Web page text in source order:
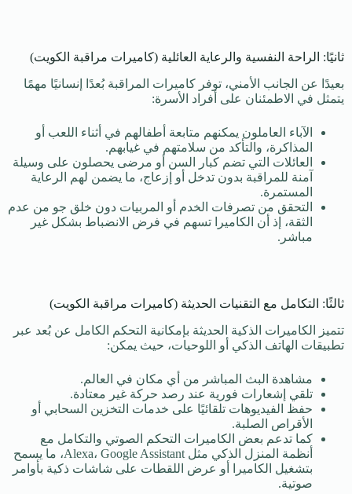
ثانيًا: الراحة النفسية والرعاية العائلية (كاميرات مراقبة الكويت)
بعيدًا عن الجانب الأمني، توفر كاميرات المراقبة بُعدًا إنسانيًا مهمًا
يتمثل في الاطمئنان على أفراد الأسرة:
الآباء العاملون يمكنهم متابعة أطفالهم في أثناء اللعب أو
المذاكرة، والتأكد من سلامتهم في غيابهم.
العائلات التي تضم كبار السن أو مرضى يحصلون على وسيلة
آمنة للمراقبة بدون تدخل أو إزعاج، ما يضمن لهم الرعاية
المستمرة.
التحقق من تصرفات الخدم أو المربيات دون خلق جو من عدم
الثقة، إذ أن الكاميرا تسهم في فرض الانضباط بشكل غير
مباشر.
ثالثًا: التكامل مع التقنيات الحديثة (كاميرات مراقبة الكويت)
تتميز الكاميرات الذكية الحديثة بإمكانية التحكم الكامل عن بُعد عبر
تطبيقات الهاتف الذكي أو اللوحيات، حيث يمكن:
مشاهدة البث المباشر من أي مكان في العالم.
تلقي إشعارات فورية عند رصد حركة غير معتادة.
حفظ الفيديوهات تلقائيًا على خدمات التخزين السحابي أو
الأقراص الصلبة.
كما تدعم بعض الكاميرات التحكم الصوتي والتكامل مع
أنظمة المنزل الذكي مثل Alexa، Google Assistant، ما يسمح
بتشغيل الكاميرا أو عرض اللقطات على شاشات ذكية بأوامر
صوتية.